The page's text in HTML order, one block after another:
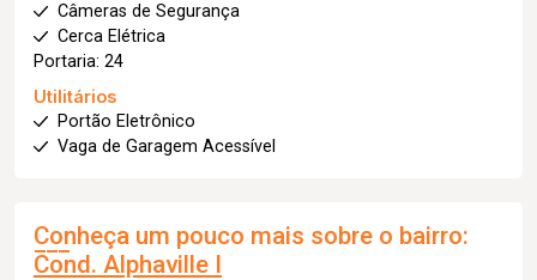
Câmeras de Segurança
Cerca Elétrica
Portaria: 24
Utilitários
Portão Eletrônico
Vaga de Garagem Acessível
Conheça um pouco mais sobre o bairro:
Cond. Alphaville I